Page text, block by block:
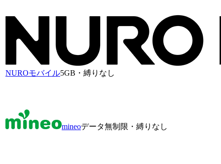
NUROモバイル5GB・縛りなし
mineoデータ無制限・縛りなし